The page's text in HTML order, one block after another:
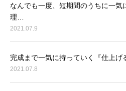
なんでも一度、短期間のうちに一気
理…
2021.07.9
完成まで一気に持っていく『仕上げ
2021.07.8